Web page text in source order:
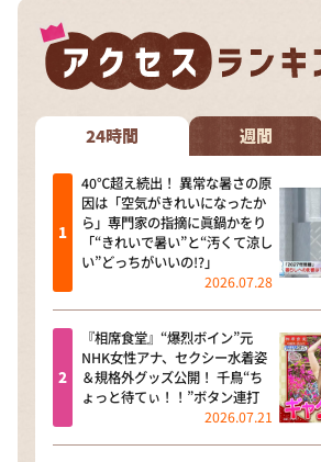
24時間 週間
40℃超え続出！ 異常な暑さの原
因は「空気がきれいになったか
ら」専門家の指摘に眞鍋かをり
「“きれいで暑い”と“汚くて涼し
い”どっちがいいの!?」
2026.07.28
『相席食堂』“爆烈ボイン”元
NHK女性アナ、セクシー水着姿
＆規格外グッズ公開！ 千鳥“ち
ょっと待てぃ！！”ボタン連打
2026.07.21